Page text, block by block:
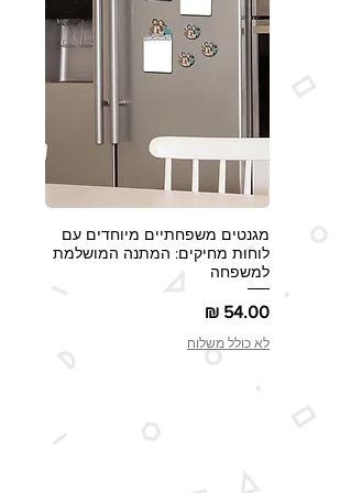
תצוגה מהירה
מגנטים משפחתיים מיוחדים עם
לוחות מחיקים: המתנה המושלמת
למשפחה
מחיר
לא כולל משלוח